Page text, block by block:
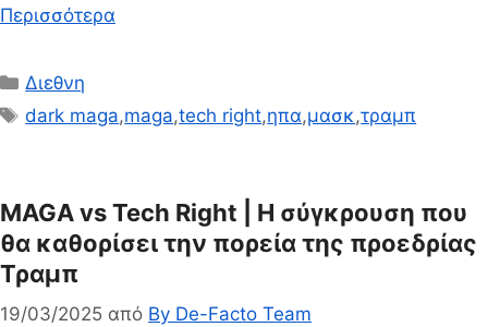
Περισσότερα
Κατηγορίες
Διεθνη
Ετικέτες
dark maga,maga,tech right,ηπα,μασκ ,τραμπ
MAGA vs Tech Right | H σύγκρουση που
θα καθορίσει την πορεία της προεδρίας
Τραμπ
19/03/2025 από By De-Facto Team